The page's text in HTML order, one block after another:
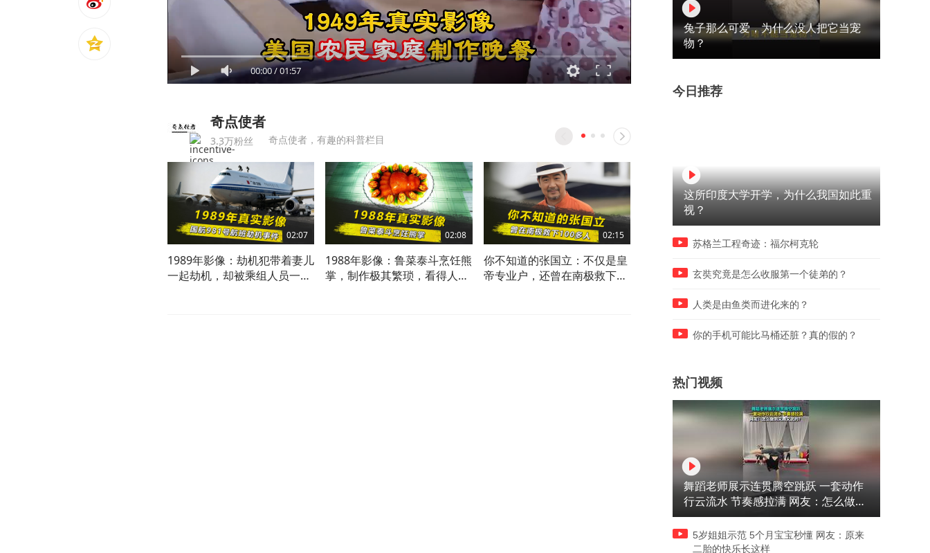
00:00/01:57
奇点使者
3.3万粉丝 奇点使者，有趣的科普栏目
02:07
1989年影像：劫机犯带着妻儿
一起劫机，却被乘组人员一脚
02:08
1988年影像：鲁菜泰斗烹饪熊
掌，制作极其繁琐，看得人垂
02:15
你不知道的张国立：不仅是皇
帝专业户，还曾在南极救下
飞机，26岁成为全球最年轻女
下葬当天被警方阻拦，揭穿
兔子那么可爱，为什么没人把它当宠
物？
今日推荐
这所印度大学开学，为什么我国如此重
视？
苏格兰工程奇迹：福尔柯克轮
玄奘究竟是怎么收服第一个徒弟的？
人类是由鱼类而进化来的？
你的手机可能比马桶还脏？真的假的？
热门视频
舞蹈老师展示连贯腾空跳跃 一套动作
行云流水 节奏感拉满 网友：怎么做到
又舞又武的？
5岁姐姐示范 5个月宝宝秒懂 网友：原来
二胎的快乐长这样